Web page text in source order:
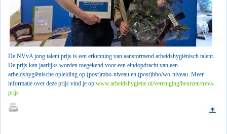
De NVvA jong talent prijs is een erkenning van aanstormend arbeidshygiënisch talent.
De prijs kan jaarlijks worden toegekend voor een eindopdracht van een
arbeidshygiënische opleiding op (post)mbo-niveau en (post)hbo/wo-niveau. Meer
informatie over deze prijs vind je op www.arbeidshygiene.nl/vereniging/beurzen/nvva-
prijs